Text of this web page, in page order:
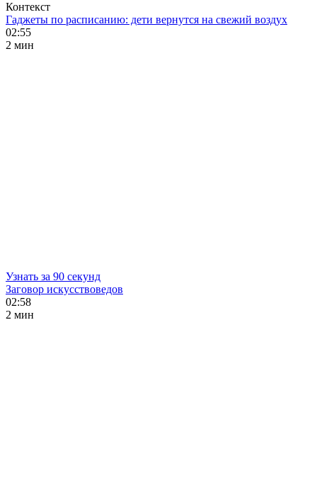
Контекст
Гаджеты по расписанию: дети вернутся на свежий воздух
02:55
2 мин
Узнать за 90 секунд
Заговор искусствоведов
02:58
2 мин